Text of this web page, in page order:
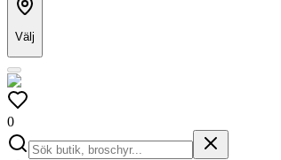
Välj
0